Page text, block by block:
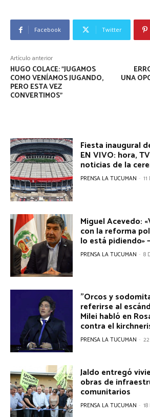
Facebook Twitter
Artículo anterior
HUGO COLACE: "JUGAMOS
COMO VENÍAMOS JUGANDO,
PERO ESTA VEZ
CONVERTIMOS"
UNA
Fiesta inaugural
EN VIVO: hora,
noticias de la
PRENSA LA TUCUMAN -
Miguel Acevedo:
con la reforma
lo está pidiendo»
PRENSA LA TUCUMAN - 8
"Orcos y
referirse al
Milei habló en
contra el
PRENSA LA TUCUMAN -
Jaldo entregó
obras de
comunitarios
PRENSA LA TUCUMAN -